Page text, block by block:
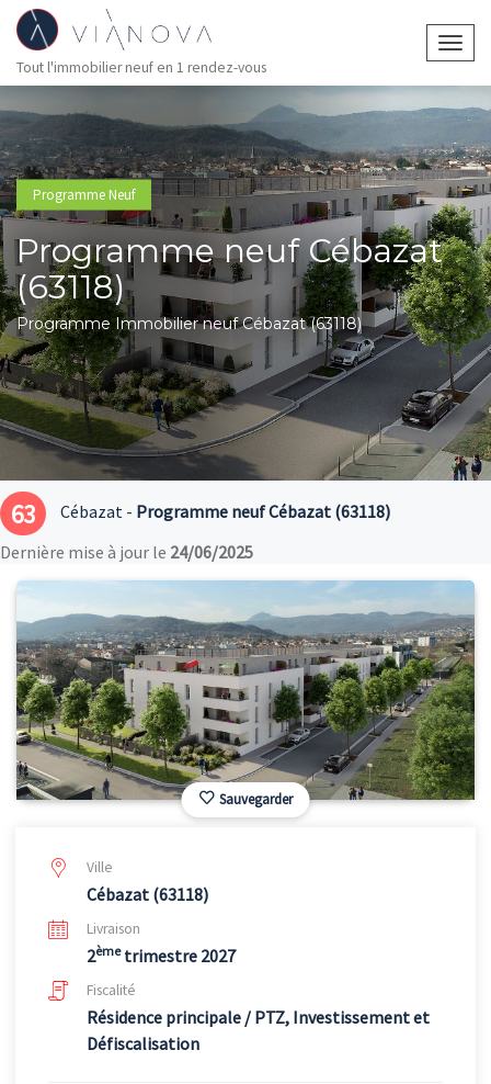
Tout l'immobilier neuf en 1 rendez-vous
Programme Neuf
Programme neuf Cébazat
(63118)
Programme Immobilier neuf Cébazat (63118)
63 Cébazat - Programme neuf Cébazat (63118)
Dernière mise à jour le 24/06/2025
Sauvegarder
Ville
Cébazat (63118)
Livraison
2èmetrimestre 2027
Fiscalité
Résidence principale / PTZ, Investissement et
Défiscalisation